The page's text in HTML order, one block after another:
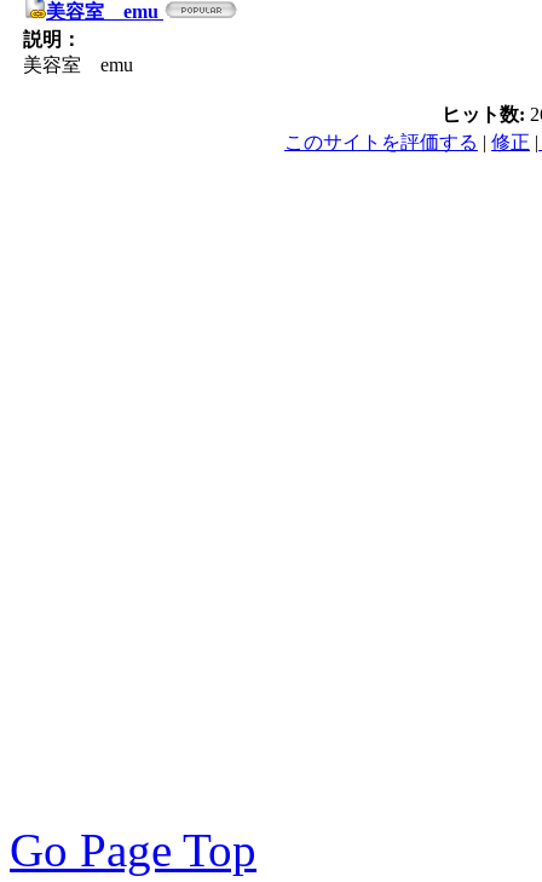
美容室 emu
説明：
美容室 emu
ヒット数:
このサイトを評価する | 修正 |
Go Page Top